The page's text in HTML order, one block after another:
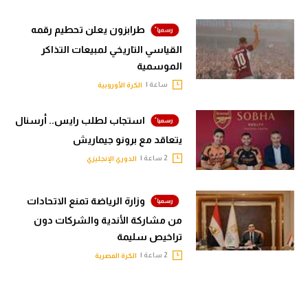
طرابزون يعلن تحطيم رقمه
القياسي التاريخي لمبيعات التذاكر
الموسمية
ساعة | الكرة الأوروبية
استجاب لطلب رايس.. أرسنال
يتعاقد مع برونو جيماريش
الدوري الإنجليزي
وزارة الرياضة تمنع الاتحادات
من مشاركة الأندية والشركات دون
تراخيص سليمة
الكرة المصرية